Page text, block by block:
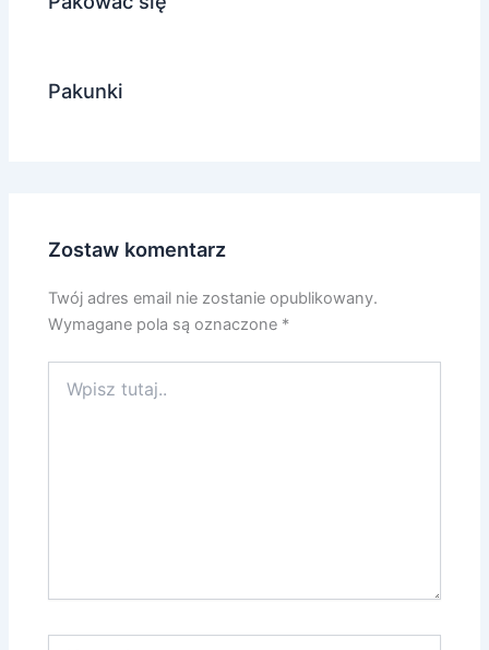
Pakunki
Zostaw komentarz
Twój adres email nie zostanie opublikowany.
Wymagane pola są oznaczone *
tutaj..